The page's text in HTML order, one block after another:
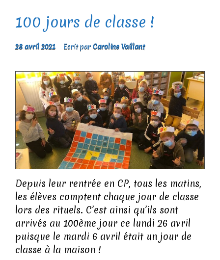
100 jours de classe !
28 avril 2021 Ecrit par Caroline Vaillant
Depuis leur rentrée en CP, tous les matins,
les élèves comptent chaque jour de classe
lors des rituels. C’est ainsi qu’ils sont
arrivés au 100ème jour ce lundi 26 avril
puisque le mardi 6 avril était un jour de
classe à la maison !